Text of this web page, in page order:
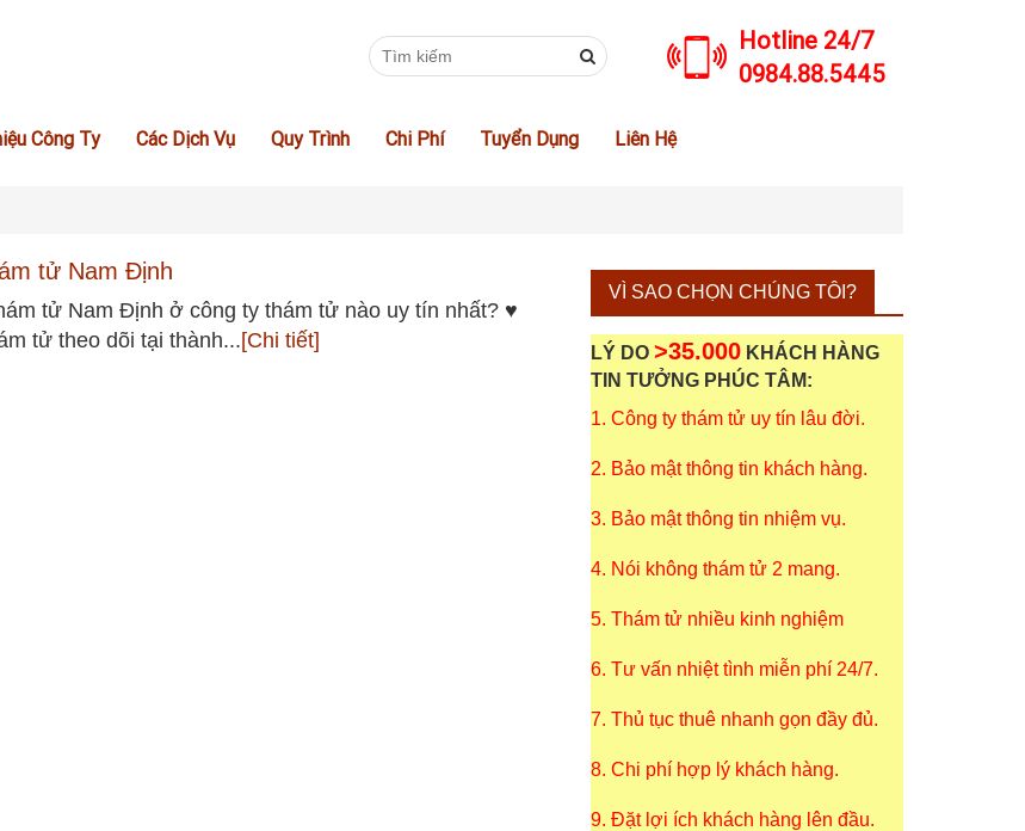
Hotline 24/7
0984.88.5445
Công Ty Các Dịch Vụ Quy Trình Chi Phí Tuyển Dụng Liên Hệ
tử Nam Định
tử Nam Định ở công ty thám tử nào uy tín nhất? ♥
tử theo dõi tại thành...[Chi tiết]
VÌ SAO CHỌN CHÚNG TÔI?
LÝ DO >35.000KHÁCH HÀNG
TIN TƯỞNG PHÚC TÂM:
1. Công ty thám tử uy tín lâu đời.
2. Bảo mật thông tin khách hàng.
3. Bảo mật thông tin nhiệm vụ.
4. Nói không thám tử 2 mang.
5. Thám tử nhiều kinh nghiệm
6. Tư vấn nhiệt tình miễn phí 24/7.
7. Thủ tục thuê nhanh gọn đầy đủ.
8. Chi phí hợp lý khách hàng.
9. Đặt lợi ích khách hàng lên đầu.